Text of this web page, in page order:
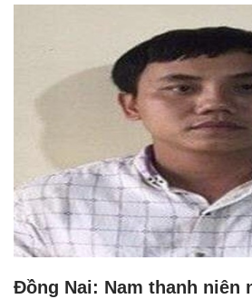
Đồng Nai: Nam thanh niên